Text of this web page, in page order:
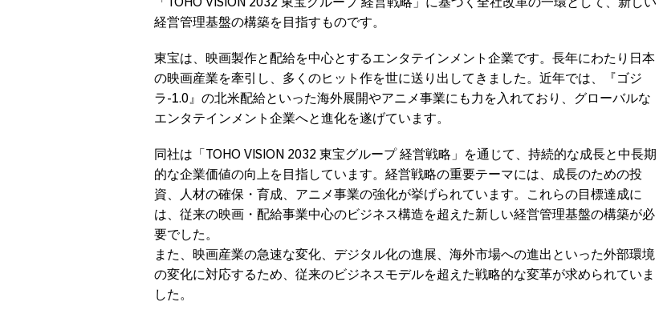
経営管理基盤の構築を目指すものです。
東宝は、映画製作と配給を中心とするエンタテインメント企業です。長年にわたり日本
の映画産業を牽引し、多くのヒット作を世に送り出してきました。近年では、『ゴジ
ラ-1.0』の北米配給といった海外展開やアニメ事業にも力を入れており、グローバルな
エンタテインメント企業へと進化を遂げています。
同社は「TOHO VISION 2032 東宝グループ 経営戦略」を通じて、持続的な成長と中長期
的な企業価値の向上を目指しています。経営戦略の重要テーマには、成長のための投
資、人材の確保・育成、アニメ事業の強化が挙げられています。これらの目標達成に
は、従来の映画・配給事業中心のビジネス構造を超えた新しい経営管理基盤の構築が必
要でした。
また、映画産業の急速な変化、デジタル化の進展、海外市場への進出といった外部環境
の変化に対応するため、従来のビジネスモデルを超えた戦略的な変革が求められていま
した。